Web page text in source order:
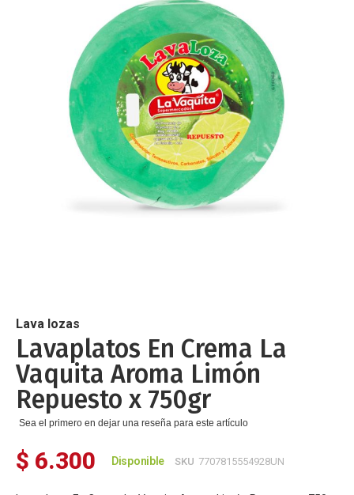
de
la
galería
de
imágenes
Lava lozas
Lavaplatos En Crema La
Vaquita Aroma Limón
Repuesto x 750gr
Sea el primero en dejar una reseña para este artículo
$ 6.300 Disponible SKU 7707815554928UN